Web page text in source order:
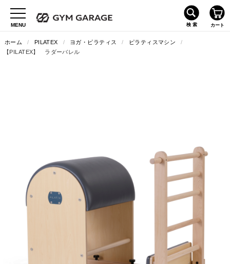
ホーム / PILATEX / ヨガ・ピラティス / ピラティスマシン
/
【PILATEX】 ラダーバレル